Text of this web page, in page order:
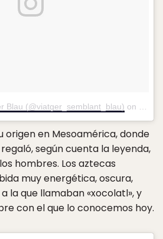
Blau (@viatger_semblant_blau) on
origen en Mesoamérica, donde
según cuenta la leyenda,
hombres. Los aztecas
muy energética, oscura,
la que llamaban «xocolatl», y
con el que lo conocemos hoy.